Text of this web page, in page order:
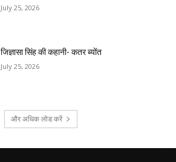
July 25, 2026
जिज्ञासा सिंह की कहानी- कतर ब्योंत
July 25, 2026
और अधिक लोड करें